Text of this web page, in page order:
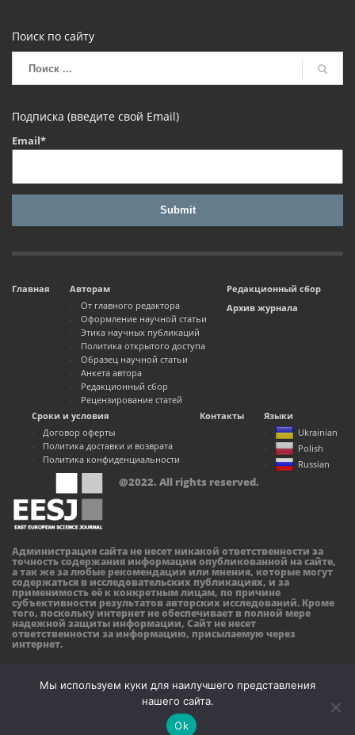
Поиск по сайту
Подписка (введите свой Email)
Email*
Главная
Авторам
От главного редактора
Оформление научной статьи
Этика научных публикаций
Политика открытого доступа
Образец научной статьи
Анкета автора
Редакционный сбор
Рецензирование статей
Редакционный сбор
Архив журнала
Сроки и условия
Договор оферты
Политика доставки и возврата
Политика конфиденциальности
Контакты
Языки
Ukrainian
Polish
Russian
@2022. All rights reserved.
Администрация сайта не несет никакой ответственности за
точность содержания информации опубликованной на сайте,
а так же за любые рекомендации или мнения, которые могут
содержаться в исследовательских публикациях, и за
применимость её к конкретным лицам, по причине
субъективности результатов авторских исследований. Кроме
того, поскольку интернет не обеспечивает в полной мере
надежной защиты информации, Сайт не несет
ответственности за информацию, присылаемую через
интернет.
Мы используем куки для наилучшего представления
нашего сайта.
Ok